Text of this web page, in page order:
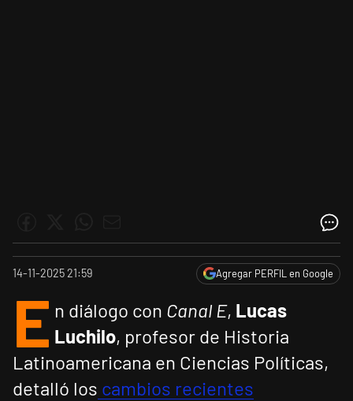
14-11-2025 21:59 Agregar PERFIL en Google
E n diálogo con Canal E, Lucas
Luchilo, profesor de Historia
Latinoamericana en Ciencias Políticas,
detalló los cambios recientes